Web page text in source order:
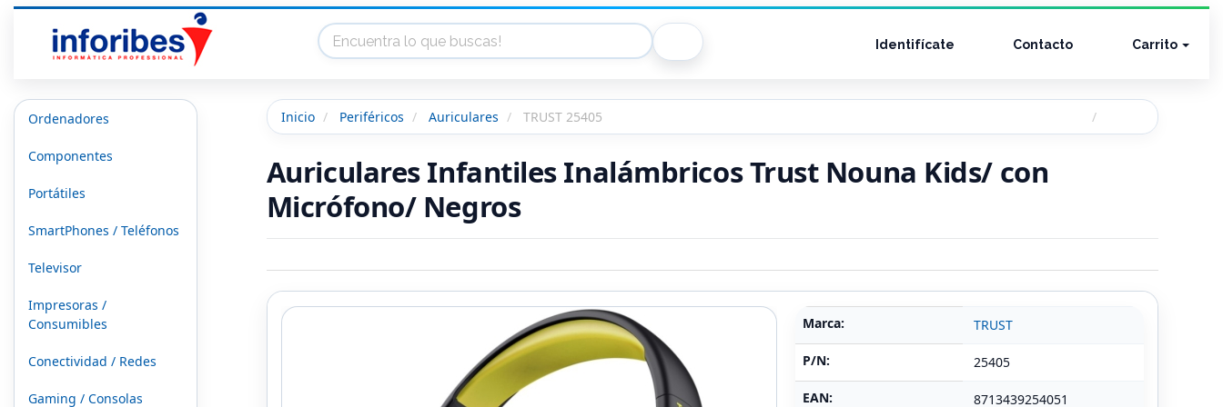
Identifícate Contacto Carrito
Ordenadores
Componentes
Portátiles
SmartPhones / Teléfonos
Televisor
Impresoras /
Consumibles
Conectividad / Redes
Gaming / Consolas
Inicio Periféricos Auriculares TRUST 25405
Auriculares Infantiles Inalámbricos Trust Nouna Kids/ con
Micrófono/ Negros
Marca: TRUST
P/N: 25405
EAN: 8713439254051